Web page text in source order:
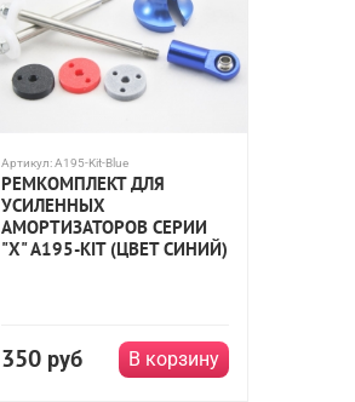
Артикул:A195-Kit-Blue
РЕМКОМПЛЕКТ ДЛЯ
УСИЛЕННЫХ
АМОРТИЗАТОРОВ СЕРИИ
"X" A195-KIT (ЦВЕТ СИНИЙ)
350 руб В корзину